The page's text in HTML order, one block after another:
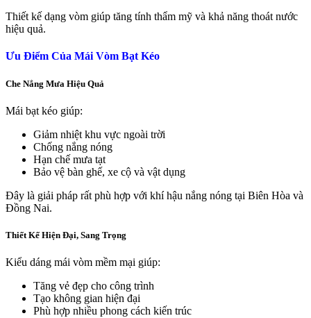
Thiết kế dạng vòm giúp tăng tính thẩm mỹ và khả năng thoát nước
hiệu quả.
Ưu Điểm Của Mái Vòm Bạt Kéo
Che Nắng Mưa Hiệu Quả
Mái bạt kéo giúp:
Giảm nhiệt khu vực ngoài trời
Chống nắng nóng
Hạn chế mưa tạt
Bảo vệ bàn ghế, xe cộ và vật dụng
Đây là giải pháp rất phù hợp với khí hậu nắng nóng tại Biên Hòa và
Đồng Nai.
Thiết Kế Hiện Đại, Sang Trọng
Kiểu dáng mái vòm mềm mại giúp:
Tăng vẻ đẹp cho công trình
Tạo không gian hiện đại
Phù hợp nhiều phong cách kiến trúc